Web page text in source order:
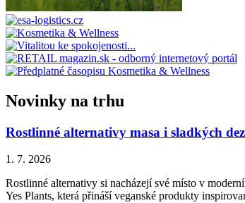
Novinky na trhu
Rostlinné alternativy masa i sladkých
1. 7. 2026
Rostlinné alternativy si nacházejí své místo v
Yes Plants, která přináší veganské produkty